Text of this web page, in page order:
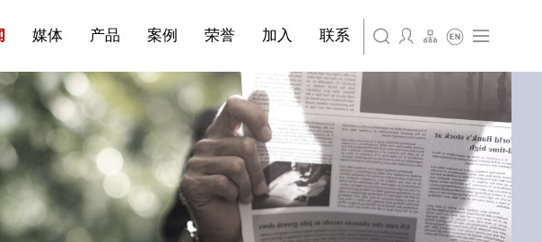
媒体
产品 案例 荣誉
加入
联系
English